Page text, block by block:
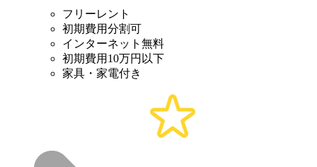
フリーレント
初期費用分割可
インターネット無料
初期費用10万円以下
家具・家電付き